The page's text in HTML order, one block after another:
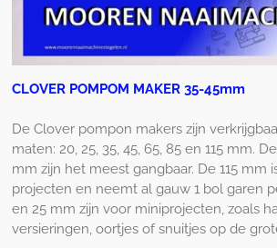
CLOVER POMPOM MAKER 35-45mm
De Clover pompon makers zijn
maten: 20, 25, 35, 45, 65, 85 en 115 mm.
mm zijn het meest gangbaar. De 115 mm
projecten en neemt al gauw 1 bol garen
en 25 mm zijn voor miniprojecten, zoals
versieringen, oortjes of snuitjes op de